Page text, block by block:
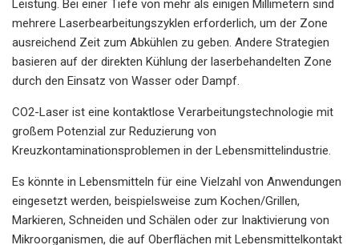
Leistung. Bei einer Tiefe von mehr als einigen Millimetern sind
mehrere Laserbearbeitungszyklen erforderlich, um der Zone
ausreichend Zeit zum Abkühlen zu geben. Andere Strategien
basieren auf der direkten Kühlung der laserbehandelten Zone
durch den Einsatz von Wasser oder Dampf.
CO2-Laser ist eine kontaktlose Verarbeitungstechnologie mit
großem Potenzial zur Reduzierung von
Kreuzkontaminationsproblemen in der Lebensmittelindustrie.
Es könnte in Lebensmitteln für eine Vielzahl von Anwendungen
eingesetzt werden, beispielsweise zum Kochen/Grillen,
Markieren, Schneiden und Schälen oder zur Inaktivierung von
Mikroorganismen, die auf Oberflächen mit Lebensmittelkontakt